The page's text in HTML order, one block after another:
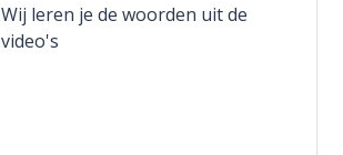
Wij leren je de woorden uit de
video's